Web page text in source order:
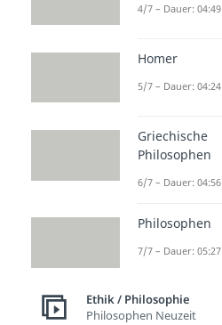
4/7 – Dauer: 04:49
Homer
5/7 – Dauer: 04:24
Griechische
Philosophen
6/7 – Dauer: 04:56
Philosophen
7/7 – Dauer: 05:27
Ethik / Philosophie
Philosophen Neuzeit